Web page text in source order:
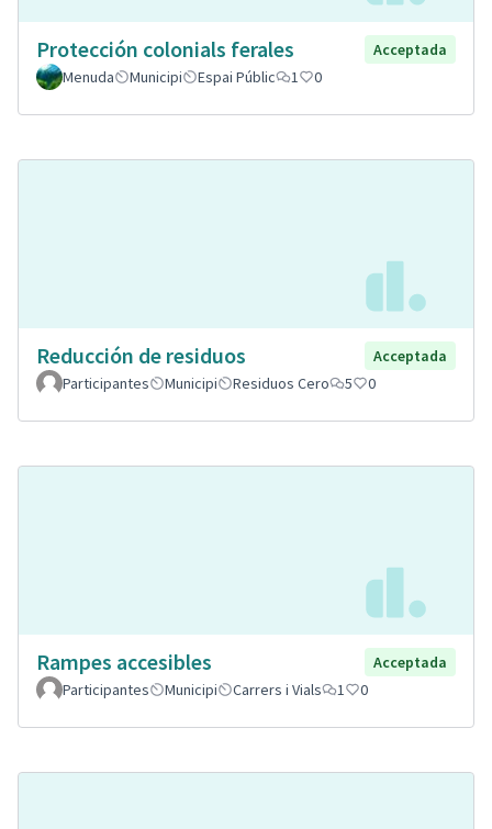
Protección colonials ferales
Acceptada
Menuda
Municipi Espai Públic 1 0
Reducción de residuos
Acceptada
Participantes
Municipi Residuos Cero 5 0
Rampes accesibles
Acceptada
Participantes
Municipi Carrers i Vials 1 0